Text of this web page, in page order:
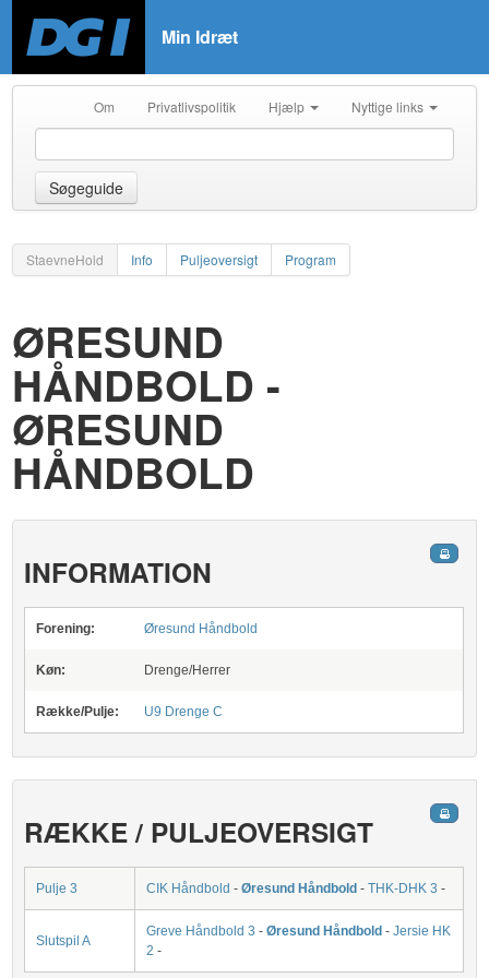
Min Idræt
Om Privatlivspolitik Hjælp Nyttige links
Søgeguide
StaevneHold Info Puljeoversigt Program
ØRESUND
HÅNDBOLD -
ØRESUND
HÅNDBOLD
INFORMATION
Forening: Øresund Håndbold
Køn: Drenge/Herrer
Række/Pulje: U9 Drenge C
RÆKKE / PULJEOVERSIGT
Pulje 3 CIK Håndbold -Øresund Håndbold -THK-DHK 3 -
Slutspil A
Greve Håndbold 3 -Øresund Håndbold -Jersie HK
2 -